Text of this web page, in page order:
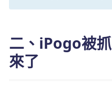
二、iPogo被
來了